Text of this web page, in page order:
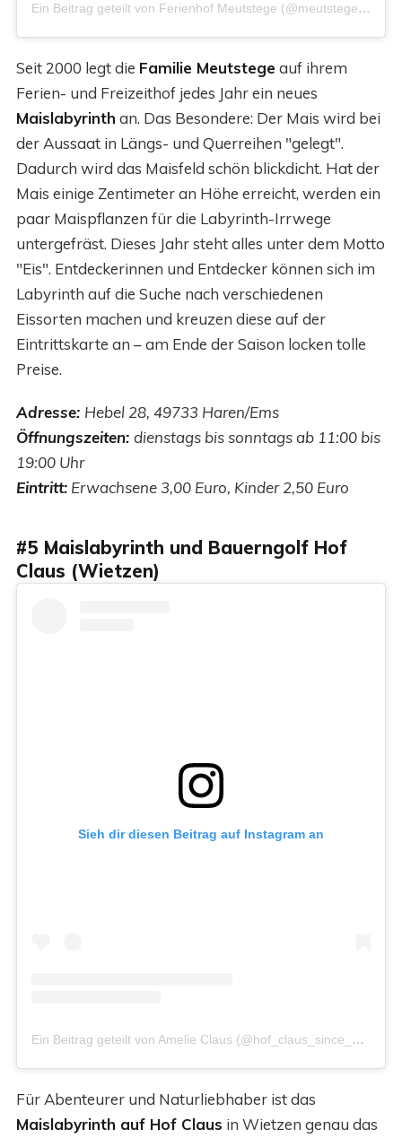
Ein Beitrag geteilt von Ferienhof Meutstege (@meutstege_ferienhof)
Seit 2000 legt die Familie Meutstegeauf ihrem
Ferien- und Freizeithof jedes Jahr ein neues
Maislabyrinth an. Das Besondere: Der Mais wird bei
der Aussaat in Längs- und Querreihen "gelegt".
Dadurch wird das Maisfeld schön blickdicht. Hat der
Mais einige Zentimeter an Höhe erreicht, werden ein
paar Maispflanzen für die Labyrinth-Irrwege
untergefräst. Dieses Jahr steht alles unter dem Motto
"Eis". Entdeckerinnen und Entdecker können sich im
Labyrinth auf die Suche nach verschiedenen
Eissorten machen und kreuzen diese auf der
Eintrittskarte an – am Ende der Saison locken tolle
Preise.
Adresse: Hebel 28, 49733 Haren/Ems
Öffnungszeiten: dienstags bis sonntags ab 11:00 bis
19:00 Uhr
Eintritt:Erwachsene 3,00 Euro, Kinder 2,50 Euro
#5 Maislabyrinth und Bauerngolf Hof
Claus (Wietzen)
Sieh dir diesen Beitrag auf Instagram an
Ein Beitrag geteilt von Amelie Claus (@hof_claus_since_1521)
Für Abenteurer und Naturliebhaber ist das
Maislabyrinth auf Hof Claus in Wietzen genau das